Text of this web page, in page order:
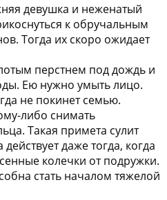
девушка и неженатый
к обручальным
Тогда их скоро ожидает
перстнем под дождь и
Ею нужно умыть лицо.
не покинет семью.
либо снимать
Такая примета сулит
даже тогда, когда
колечки от подружки.
стать началом тяжелой